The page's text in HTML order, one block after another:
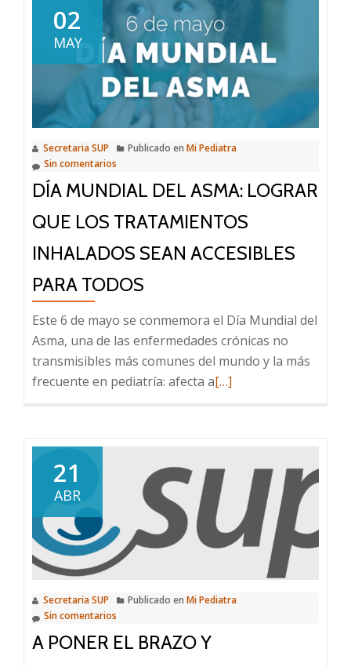
meningocócica:
Preguntas
respuestas
a
propósito
de
la
de
Vacunación
Universal.
02
MAY
Secretaria SUP Publicado en Mi Pediatra
Sin comentarios
DÍA MUNDIAL DEL ASMA: LOGRAR
QUE LOS TRATAMIENTOS
INHALADOS SEAN ACCESIBLES
PARA TODOS
Este 6 de mayo se conmemora el Día Mundial del
Asma, una de las enfermedades crónicas no
transmisibles más comunes del mundo y la más
frecuente en pediatría: afecta aLeer
del
Asma:
lograr
que
inhalados
[…]
21
ABR
Secretaria SUP Publicado en Mi Pediatra
Sin comentarios
A PONER EL BRAZO Y